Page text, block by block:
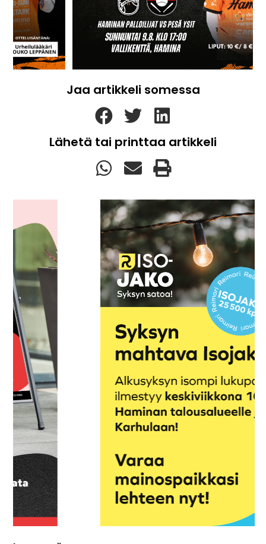
Jaa artikkeli somessa
Lähetä tai printtaa artikkeli